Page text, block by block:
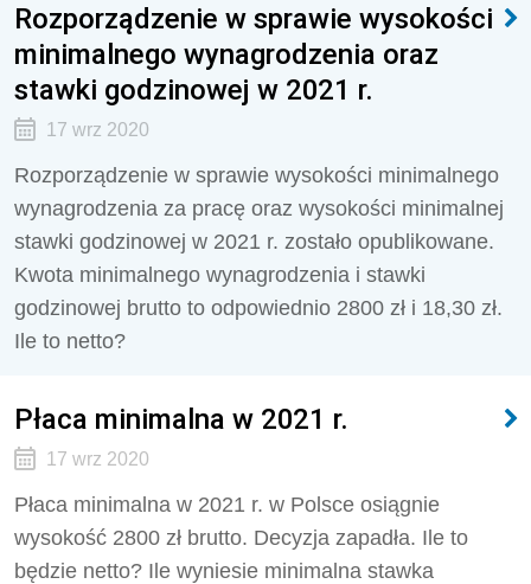
Rozporządzenie w sprawie wysokości
minimalnego wynagrodzenia oraz
stawki godzinowej w 2021 r.
17 wrz 2020
Rozporządzenie w sprawie wysokości minimalnego
wynagrodzenia za pracę oraz wysokości minimalnej
stawki godzinowej w 2021 r. zostało opublikowane.
Kwota minimalnego wynagrodzenia i stawki
godzinowej brutto to odpowiednio 2800 zł i 18,30 zł.
Ile to netto?
Płaca minimalna w 2021 r.
17 wrz 2020
Płaca minimalna w 2021 r. w Polsce osiągnie
wysokość 2800 zł brutto. Decyzja zapadła. Ile to
będzie netto? Ile wyniesie minimalna stawka